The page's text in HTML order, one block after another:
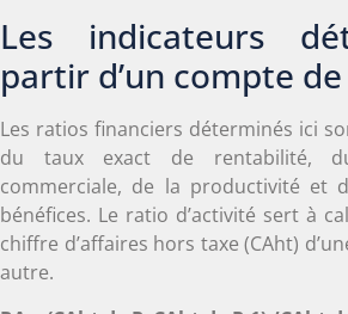
Les indicateurs
partir d’un compte
Les ratios financiers déterminés ici
du taux exact de rentabilité,
commerciale, de la productivité et
bénéfices. Le ratio d’activité sert à
chiffre d’affaires hors taxe (CAht)
autre.